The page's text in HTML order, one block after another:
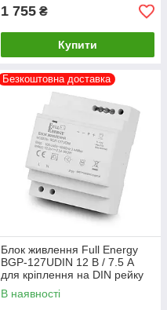
1 755 ₴
Купити
Безкоштовна доставка
Блок живлення Full Energy
BGP-127UDIN 12 В / 7.5 А
для кріплення на DIN рейку
В наявності